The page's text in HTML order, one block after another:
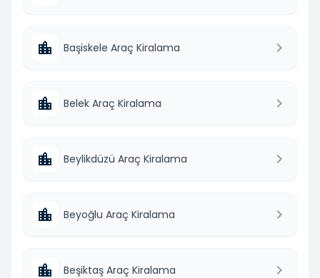
Başiskele Araç Kiralama
Belek Araç Kiralama
Beylikdüzü Araç Kiralama
Beyoğlu Araç Kiralama
Beşiktaş Araç Kiralama